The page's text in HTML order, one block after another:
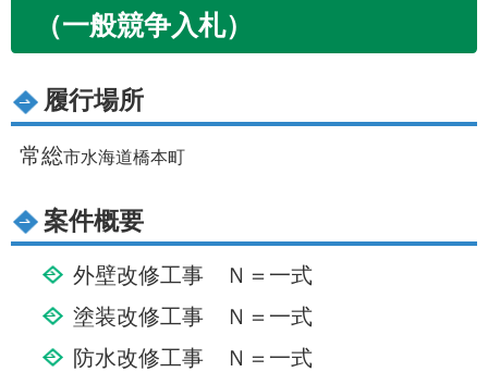
（一般競争入札）
履行場所
常総市水海道橋本町
案件概要
外壁改修工事 Ｎ＝一式
塗装改修工事 Ｎ＝一式
防水改修工事 Ｎ＝一式